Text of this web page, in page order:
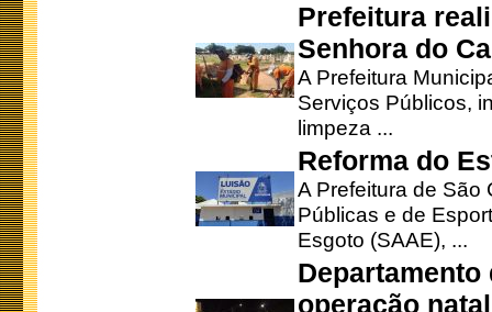
Prefeitura
Senhora do
A Prefeitura
Serviços Públicos,
limpeza ...
Reforma do
A Prefeitura de São
Públicas e de
Esgoto (SAAE), ...
operação